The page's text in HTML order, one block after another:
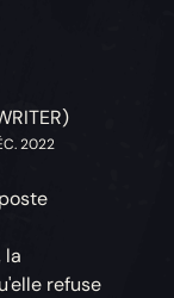
2022
la
refuse